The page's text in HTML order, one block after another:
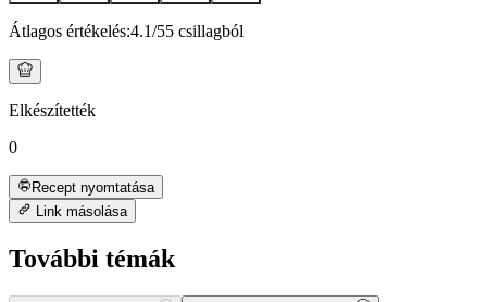
Átlagos értékelés:4.1/55 csillagból
Elkészítették
0
Recept nyomtatása
Link másolása
További témák